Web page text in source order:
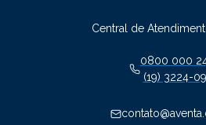
Central de
0800 000
(19) 3224-